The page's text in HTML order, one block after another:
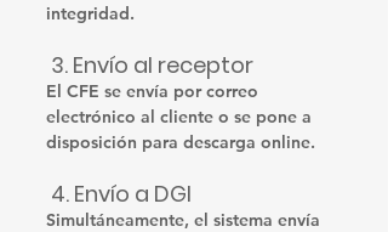
integridad.
3. Envío al receptor
El CFE se envía por correo
electrónico al cliente o se pone a
disposición para descarga online.
4. Envío a DGI
Simultáneamente, el sistema envía